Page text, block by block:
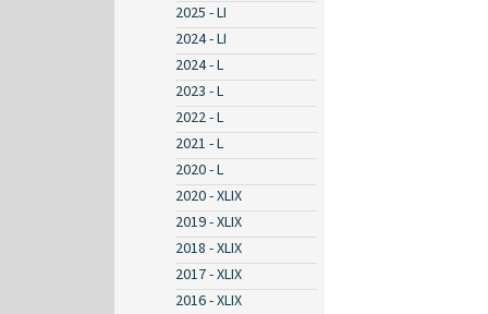
2025 - LI
2024 - LI
2024 - L
2023 - L
2022 - L
2021 - L
2020 - L
2020 - XLIX
2019 - XLIX
2018 - XLIX
2017 - XLIX
2016 - XLIX